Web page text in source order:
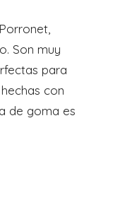
Son muy
para
con
de goma es